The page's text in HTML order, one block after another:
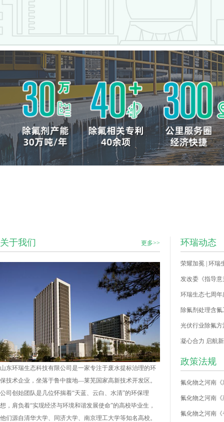
关于我们 更多>>
山东环瑞生态科技有限公司是一家专注于废水提标治理的环
保技术企业，坐落于鲁中腹地—莱芜国家高新技术开发区。
公司创始团队是几位怀揣着“天蓝、云白、水清”的环保理
想，肩负着“实现经济与环境和谐发展使命”的高校毕业生，
他们源自清华大学、同济大学、南京理工大学等知名高校。
环瑞动态
荣耀加冕 | 环瑞
环瑞生态七周年
除氟剂处理含氟
光伏行业除氟
凝心合力 启航
政策法规